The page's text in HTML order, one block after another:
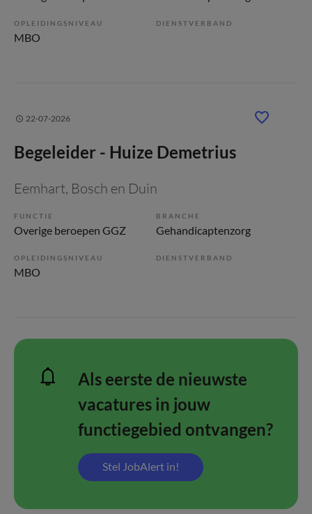
OPLEIDINGSNIVEAU
MBO
DIENSTVERBAND
22-07-2026
Begeleider - Huize Demetrius
Eemhart, Bosch en Duin
FUNCTIE
Overige beroepen GGZ
BRANCHE
Gehandicaptenzorg
OPLEIDINGSNIVEAU
MBO
DIENSTVERBAND
Als eerste de nieuwste
vacatures in jouw
functiegebied ontvangen?
Stel JobAlert in!